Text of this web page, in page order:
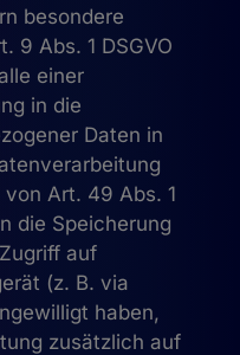
besondere
9 Abs. 1 DSGVO
einer
in die
Daten in
Art. 49 Abs. 1
die Speicherung
auf
(z. B. via
haben,
zusätzlich auf